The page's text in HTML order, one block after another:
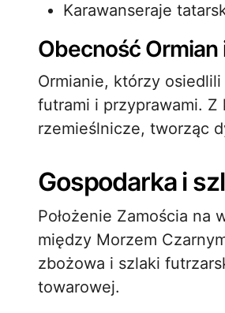
Karawanseraje
Obecność Ormian
Ormianie, którzy
futrami i przyprawami. Z
rzemieślnicze, tworząc
Gospodarka i
Położenie Zamościa na
między Morzem
zbożowa i szlaki
towarowej.